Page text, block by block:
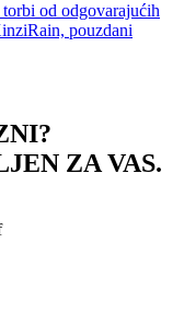
od odgovarajućih
pouzdani
ZA VAS.